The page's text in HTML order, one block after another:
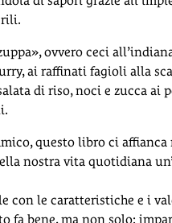
ovvero ceci
ai raffinati fagioli alla
di riso, noci e zucca ai
questo libro ci
nostra vita quotidiana
con le caratteristiche e i
fa bene, ma non solo: